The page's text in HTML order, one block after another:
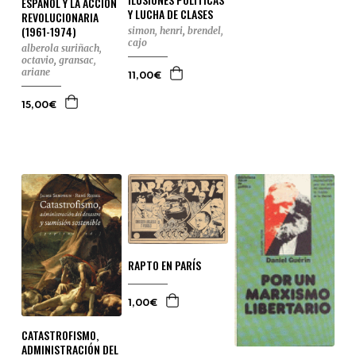
REVOLUCIONARIA
(1961-1974)
alberola suriñach,
octavio, gransac,
ariane
15,00€
Y LUCHA DE CLASES
simon, henri, brendel,
cajo
11,00€
CATASTROFISMO,
ADMINISTRACIÓN DEL
RAPTO EN PARÍS
1,00€